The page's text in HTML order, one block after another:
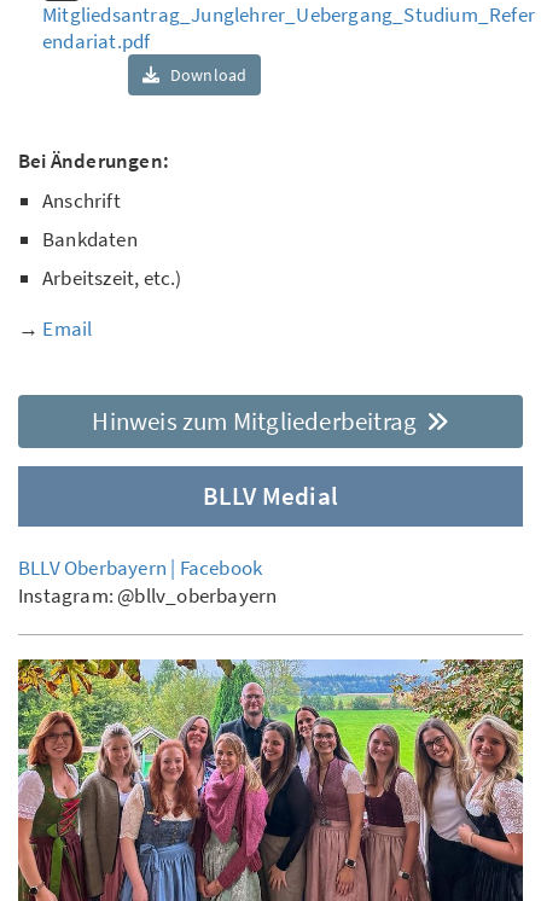
Mitgliedsantrag_Junglehrer_Uebergang_Studium_Refer
endariat.pdf
Download
Bei Änderungen:
Anschrift
Bankdaten
Arbeitszeit, etc.)
→ Email
Hinweis zum Mitgliederbeitrag
BLLV Medial
BLLV Oberbayern | Facebook
Instagram: @bllv_oberbayern